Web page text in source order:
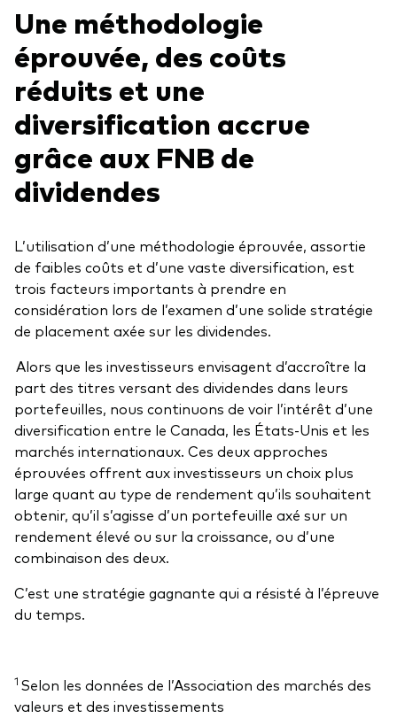
Une méthodologie
éprouvée, des coûts
réduits et une
diversification accrue
grâce aux FNB de
dividendes
L’utilisation d’une méthodologie éprouvée, assortie
de faibles coûts et d’une vaste diversification, est
trois facteurs importants à prendre en
considération lors de l’examen d’une solide stratégie
de placement axée sur les dividendes.
Alors que les investisseurs envisagent d’accroître la
part des titres versant des dividendes dans leurs
portefeuilles, nous continuons de voir l’intérêt d’une
diversification entre le Canada, les États-Unis et les
marchés internationaux. Ces deux approches
éprouvées offrent aux investisseurs un choix plus
large quant au type de rendement qu’ils souhaitent
obtenir, qu’il s’agisse d’un portefeuille axé sur un
rendement élevé ou sur la croissance, ou d’une
combinaison des deux.
C’est une stratégie gagnante qui a résisté à l’épreuve
du temps.
1 Selon les données de l’Association des marchés des
valeurs et des investissements